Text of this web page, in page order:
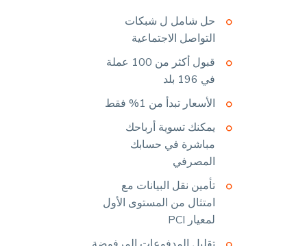
حل شامل ل شبكات
التواصل الاجتماعية
قبول أكثر من 100 عملة
في 196 بلد
الأسعار تبدأ من 1% فقط
يمكنك تسوية أرباحك
مباشرة في حسابك
المصرفي
تأمين نقل البيانات مع
امتثال من المستوى الأول
لمعيار PCI